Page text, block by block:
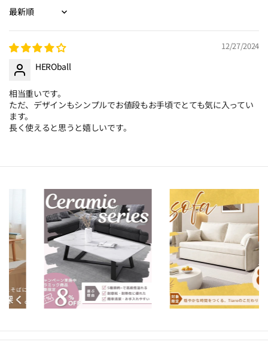
Sort by
12/27/2024
HEROball
相当重いです。
ただ、デザインもシンプルでお値段もお手頃でとても気に入ってい
ます。
長く使えると思うと嬉しいです。